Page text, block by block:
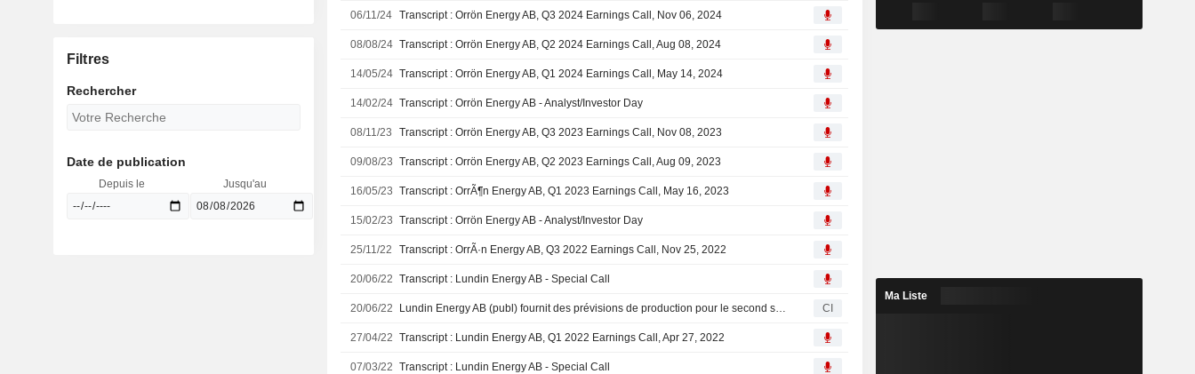
06/11/24 Transcript : Orrön Energy AB, Q3 2024 Earnings Call, Nov 06, 2024
08/08/24 Transcript : Orrön Energy AB, Q2 2024 Earnings Call, Aug 08, 2024
14/05/24 Transcript : Orrön Energy AB, Q1 2024 Earnings Call, May 14, 2024
14/02/24 Transcript : Orrön Energy AB - Analyst/Investor Day
08/11/23 Transcript : Orrön Energy AB, Q3 2023 Earnings Call, Nov 08, 2023
09/08/23 Transcript : Orrön Energy AB, Q2 2023 Earnings Call, Aug 09, 2023
16/05/23 Transcript : OrrÃ¶n Energy AB, Q1 2023 Earnings Call, May 16, 2023
15/02/23 Transcript : Orrön Energy AB - Analyst/Investor Day
25/11/22 Transcript : OrrÃ·n Energy AB, Q3 2022 Earnings Call, Nov 25, 2022
20/06/22 Transcript : Lundin Energy AB - Special Call
20/06/22 Lundin Energy AB (publ) fournit des prévisions de production pour le second semestre 2022 CI
27/04/22 Transcript : Lundin Energy AB, Q1 2022 Earnings Call, Apr 27, 2022
07/03/22 Transcript : Lundin Energy AB - Special Call
Filtres
Rechercher
Date de publication
Depuis le Jusqu'au
Ma Liste